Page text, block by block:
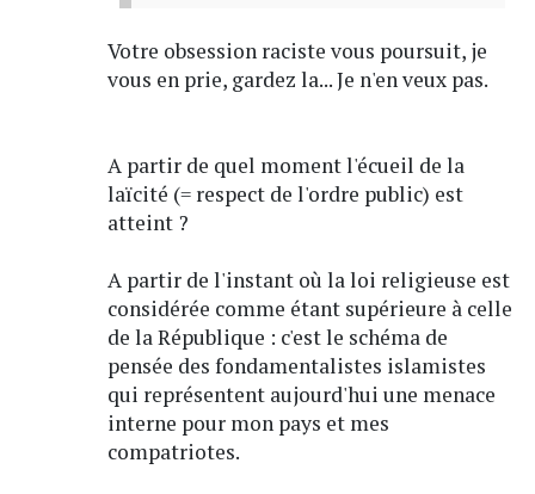
Votre obsession raciste vous poursuit, je
vous en prie, gardez la... Je n'en veux pas.
A partir de quel moment l'écueil de la
laïcité (= respect de l'ordre public) est
atteint ?
A partir de l'instant où la loi religieuse est
considérée comme étant supérieure à celle
de la République : c'est le schéma de
pensée des fondamentalistes islamistes
qui représentent aujourd'hui une menace
interne pour mon pays et mes
compatriotes.